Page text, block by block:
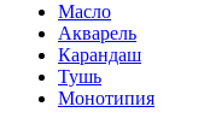
Масло
Акварель
Карандаш
Тушь
Монотипия